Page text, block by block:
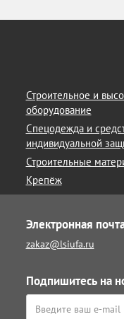
Строительное и
оборудование
Спецодежда и
индивидуальной
Строительные
Крепёж
Электронная
zakaz@lsiufa.ru
Подпишитесь на